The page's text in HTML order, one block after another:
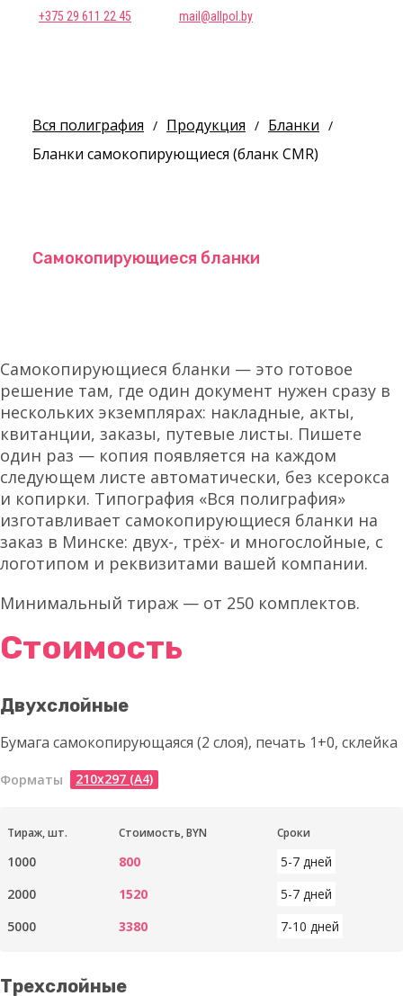
+375 29 611 22 45 mail@allpol.by
Вся полиграфия / Продукция / Бланки /
Бланки самокопирующиеся (бланк CMR)
Самокопирующиеся бланки
Самокопирующиеся бланки — это готовое
решение там, где один документ нужен сразу в
нескольких экземплярах: накладные, акты,
квитанции, заказы, путевые листы. Пишете
один раз — копия появляется на каждом
следующем листе автоматически, без ксерокса
и копирки. Типография «Вся полиграфия»
изготавливает самокопирующиеся бланки на
заказ в Минске: двух-, трёх- и многослойные, с
логотипом и реквизитами вашей компании.
Минимальный тираж — от 250 комплектов.
Стоимость
Двухслойные
Бумага самокопирующаяся (2 слоя), печать 1+0, склейка
Форматы 210х297 (А4)
Тираж, шт. Стоимость, BYN Сроки
1000 800
5-7 дней
2000
1520
5-7 дней
5000
3380 7-10 дней
Трехслойные